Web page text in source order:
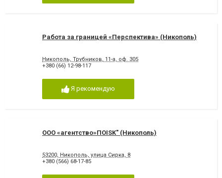
Работа за границей «Перспектива» (Никополь)
Никополь, Трубников, 11-а, оф. 305
+380 (66) 12-98-117
Я рекомендую
ООО «агентство»ПОISK" (Никополь)
53200, Никополь, улица Сирка, 8
+380 (566) 68-17-85